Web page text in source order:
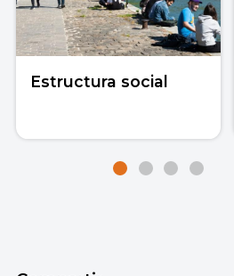
Estructura social